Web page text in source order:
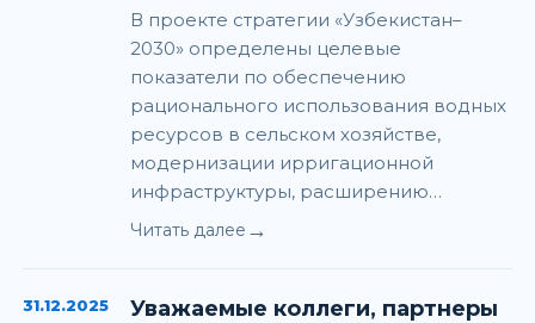
В проекте стратегии «Узбекистан–
2030» определены целевые
показатели по обеспечению
рационального использования водных
ресурсов в сельском хозяйстве,
модернизации ирригационной
инфраструктуры, расширению…
Читать далее →
31.12.2025
Уважаемые коллеги, партнеры